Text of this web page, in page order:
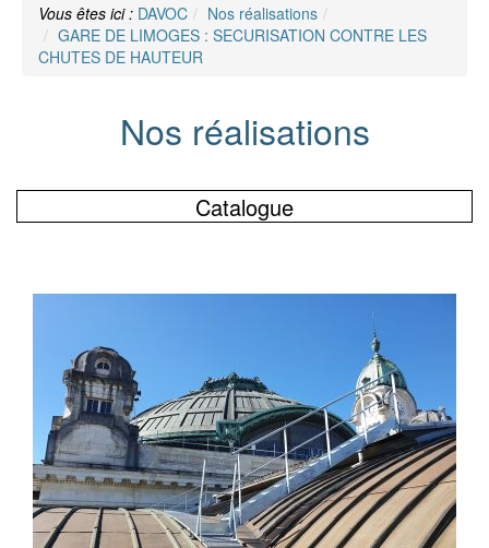
Vous êtes ici : DAVOC
Nos réalisations
GARE DE LIMOGES : SECURISATION CONTRE LES
CHUTES DE HAUTEUR
Nos réalisations
Catalogue
INDUSTRIE
MILIEU NATUREL
TRANSPORTS